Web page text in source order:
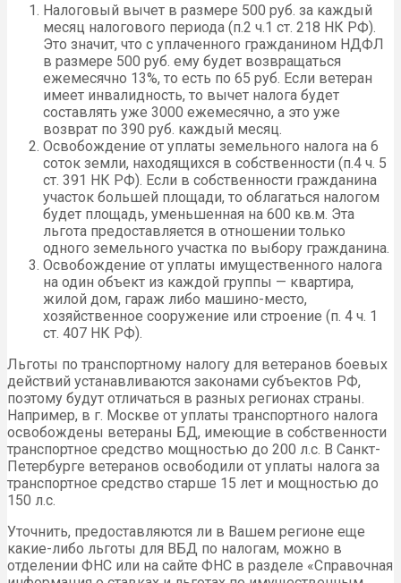
Налоговый вычет в размере 500 руб. за каждый
месяц налогового периода (п.2 ч.1 ст. 218 НК РФ).
Это значит, что с уплаченного гражданином НДФЛ
в размере 500 руб. ему будет возвращаться
ежемесячно 13%, то есть по 65 руб. Если ветеран
имеет инвалидность, то вычет налога будет
составлять уже 3000 ежемесячно, а это уже
возврат по 390 руб. каждый месяц.
Освобождение от уплаты земельного налога на 6
соток земли, находящихся в собственности (п.4 ч. 5
ст. 391 НК РФ). Если в собственности гражданина
участок большей площади, то облагаться налогом
будет площадь, уменьшенная на 600 кв.м. Эта
льгота предоставляется в отношении только
одного земельного участка по выбору гражданина.
Освобождение от уплаты имущественного налога
на один объект из каждой группы — квартира,
жилой дом, гараж либо машино-место,
хозяйственное сооружение или строение (п. 4 ч. 1
ст. 407 НК РФ).
Льготы по транспортному налогу для ветеранов боевых
действий устанавливаются законами субъектов РФ,
поэтому будут отличаться в разных регионах страны.
Например, в г. Москве от уплаты транспортного налога
освобождены ветераны БД, имеющие в собственности
транспортное средство мощностью до 200 л.с. В Санкт-
Петербурге ветеранов освободили от уплаты налога за
транспортное средство старше 15 лет и мощностью до
150 л.с.
Уточнить, предоставляются ли в Вашем регионе еще
какие-либо льготы для ВБД по налогам, можно в
отделении ФНС или на сайте ФНС в разделе «Справочная